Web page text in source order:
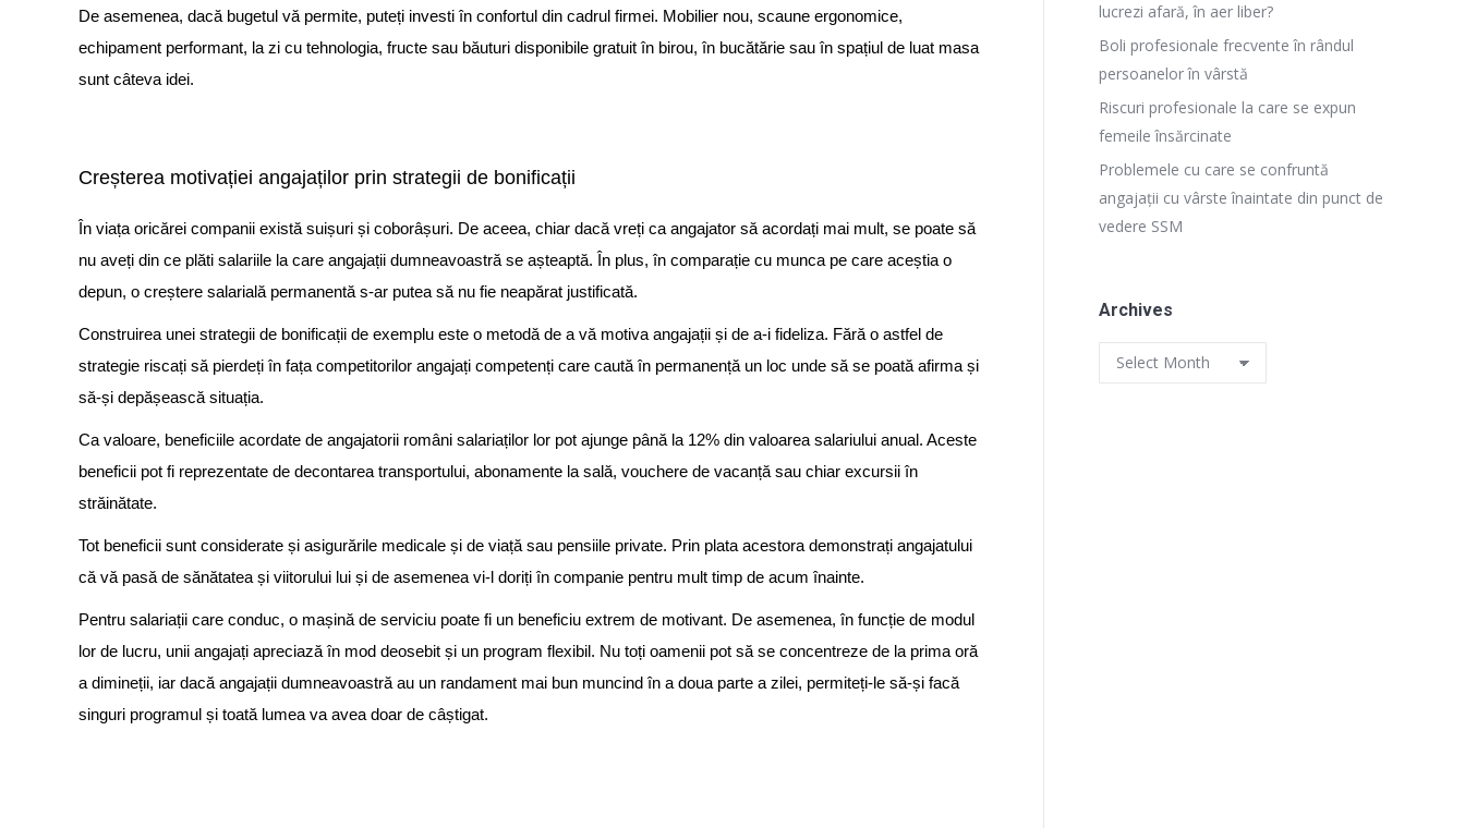
De asemenea, dacă bugetul vă permite, puteți investi în confortul din cadrul firmei. Mobilier nou, scaune ergonomice,
echipament performant, la zi cu tehnologia, fructe sau băuturi disponibile gratuit în birou, în bucătărie sau în spațiul de luat masa
sunt câteva idei.
Creșterea motivației angajaților prin strategii de bonificații
În viața oricărei companii există suișuri și coborâșuri. De aceea, chiar dacă vreți ca angajator să acordați mai mult, se poate să
nu aveți din ce plăti salariile la care angajații dumneavoastră se așteaptă. În plus, în comparație cu munca pe care aceștia o
depun, o creștere salarială permanentă s-ar putea să nu fie neapărat justificată.
Construirea unei strategii de bonificații de exemplu este o metodă de a vă motiva angajații și de a-i fideliza. Fără o astfel de
strategie riscați să pierdeți în fața competitorilor angajați competenți care caută în permanență un loc unde să se poată afirma și
să-și depășească situația.
Ca valoare, beneficiile acordate de angajatorii români salariaților lor pot ajunge până la 12% din valoarea salariului anual. Aceste
beneficii pot fi reprezentate de decontarea transportului, abonamente la sală, vouchere de vacanță sau chiar excursii în
străinătate.
Tot beneficii sunt considerate și asigurările medicale și de viață sau pensiile private. Prin plata acestora demonstrați angajatului
că vă pasă de sănătatea și viitorului lui și de asemenea vi-l doriți în companie pentru mult timp de acum înainte.
Pentru salariații care conduc, o mașină de serviciu poate fi un beneficiu extrem de motivant. De asemenea, în funcție de modul
lor de lucru, unii angajați apreciază în mod deosebit și un program flexibil. Nu toți oamenii pot să se concentreze de la prima oră
a dimineții, iar dacă angajații dumneavoastră au un randament mai bun muncind în a doua parte a zilei, permiteți-le să-și facă
singuri programul și toată lumea va avea doar de câștigat.
lucrezi afară, în aer liber?
Boli profesionale frecvente în rândul
persoanelor în vârstă
Riscuri profesionale la care se expun
femeile însărcinate
Problemele cu care se confruntă
angajații cu vârste înaintate din punct de
vedere SSM
Archives
Archives